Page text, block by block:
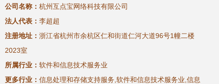
公司名称： 杭州互点宝网络科技有限公司
法人代表： 李超超
注册地址： 浙江省杭州市余杭区仁和街道仁河大道96号1幢二楼
2023室
所属行业： 软件和信息技术服务业
更多行业： 信息处理和存储支持服务,软件和信息技术服务业,信息